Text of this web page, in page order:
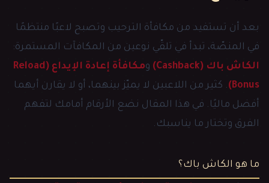
بعد أن تستفيد من مكافأة الترحيب وتصبح لاعبًا منتظمًا
في المنصّة، تبدأ في تلقّي نوعين من المكافآت المستمرة:
الكاش باك (Cashback)
و
مكافأة إعادة الإيداع (Reload
Bonus) . كثير من اللاعبين لا يميّز بينهما، أو لا يقارن أيهما
أفضل ماليًا. في هذا المقال نضع الأرقام أمامك لتفهم
الفرق وتختار ما يناسبك.
ما هو الكاش باك؟